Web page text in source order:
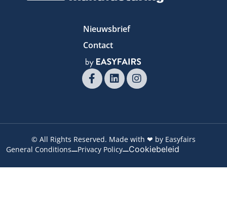
Nieuwsbrief
Contact
© All Rights Reserved. Made with ❤ by Easyfairs
General Conditions
Privacy Policy Cookiebeleid